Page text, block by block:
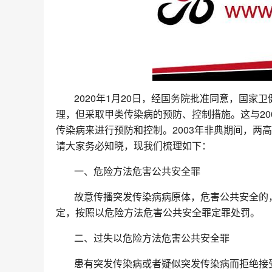
2020年1月20日，经国务院批准同意，国家
理，但采取甲类传染病的预防、控制措施。这与
传染病来进行预防和控制。2003年非典期间，两
请大家务必知晓，现我们梳理如下：
一、危险方法危害公共安全罪
故意传播突发传染病病原体，危害公共安全
定，按照以危险方法危害公共安全罪定罪处罚。
二、过失以危险方法危害公共安全罪
患有突发传染病或者疑似突发传染病而拒绝